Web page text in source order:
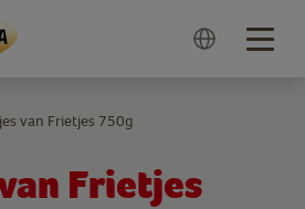
Frietjes
van Frietjes 750g